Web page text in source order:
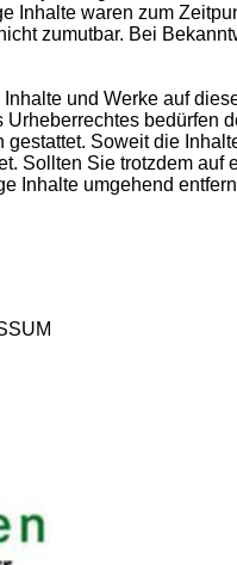
Inhalte waren zum
zumutbar. Bei
und Werke auf
bedürfen
Soweit die
Sollten Sie trotzdem
Inhalte umgehend